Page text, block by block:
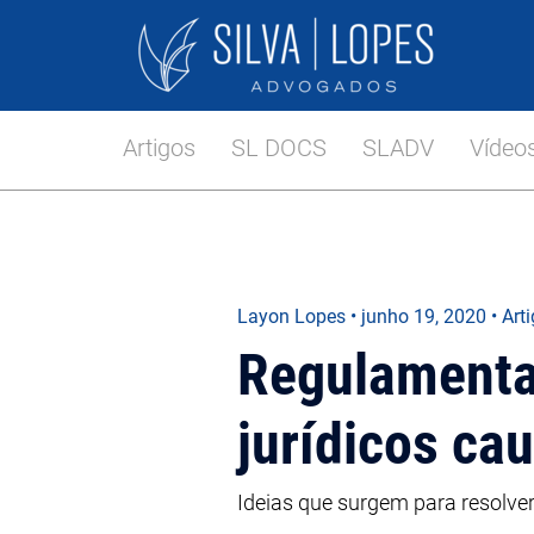
Artigos SL DOCS SLADV
Layon Lopes • junho 19, 2020 •
jurídicos
Ideias que surgem para